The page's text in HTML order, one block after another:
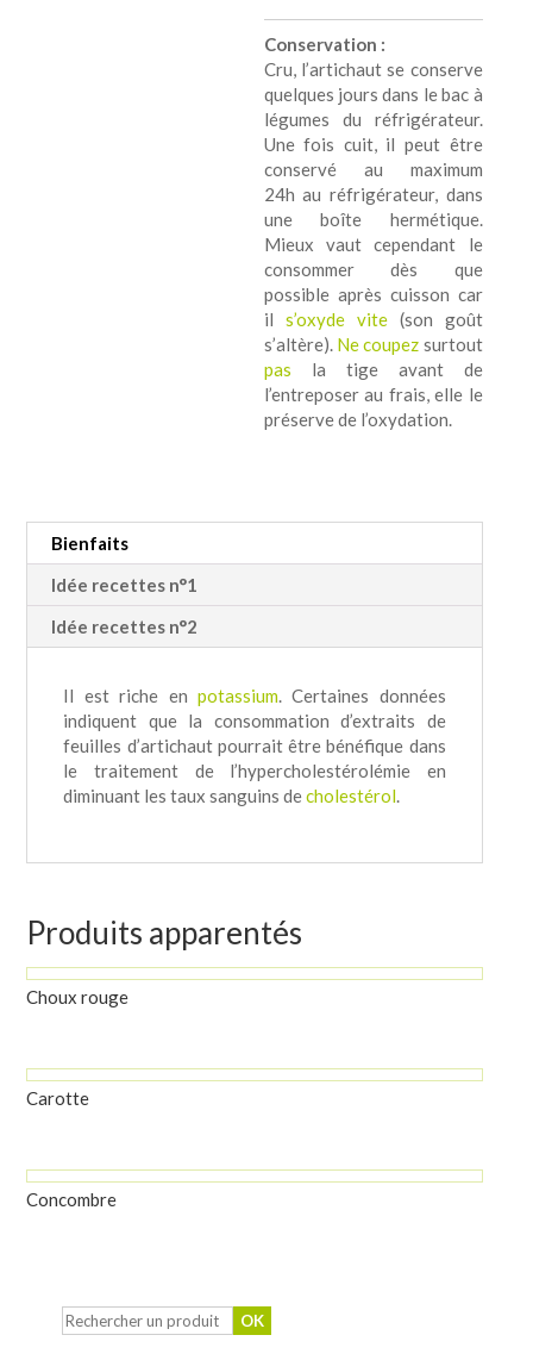
Conservation :
Cru, l’artichaut se conserve
quelques jours dans le bac à
légumes du réfrigérateur.
Une fois cuit, il peut être
conservé au maximum
24h au réfrigérateur, dans
une boîte hermétique.
Mieux vaut cependant le
consommer dès que
possible après cuisson car
il s’oxyde vite(son goût
s’altère). Ne coupez surtout
pas la tige avant de
l’entreposer au frais, elle le
préserve de l’oxydation.
Bienfaits
Idée recettes n°1
Idée recettes n°2
Il est riche en potassium. Certaines données
indiquent que la consommation d’extraits de
feuilles d’artichaut pourrait être bénéfique dans
le traitement de l’hypercholestérolémie en
diminuant les taux sanguins decholestérol.
Produits apparentés
Choux rouge
Carotte
Concombre